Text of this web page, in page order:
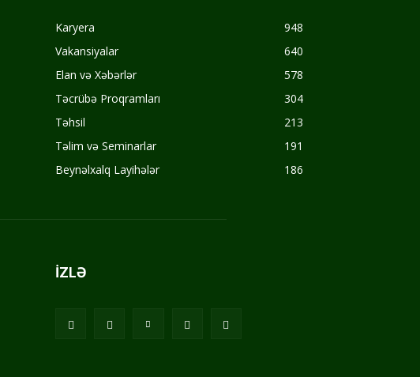
Karyera
948
Vakansiyalar
640
Elan və Xəbərlər
578
Təcrübə Proqramları
304
Təhsil
213
Təlim və Seminarlar
191
Beynəlxalq Layihələr
186
İZLƏ